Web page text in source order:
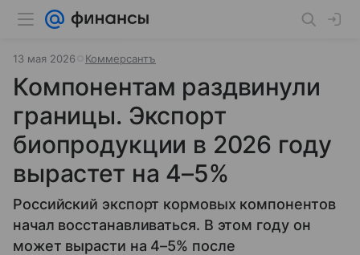
13 мая 2026 Коммерсантъ
Компонентам раздвинули
границы. Экспорт
биопродукции в 2026 году
вырастет на 4–5%
Российский экспорт кормовых компонентов
начал восстанавливаться. В этом году он
может вырасти на 4–5% после